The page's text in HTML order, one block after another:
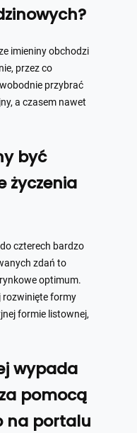
imieniny obchodzi
przez co
przybrać
a czasem nawet
być
życzenia
czterech bardzo
zdań to
optimum.
rozwinięte formy
formie listownej,
wypada
pomocą
na portalu